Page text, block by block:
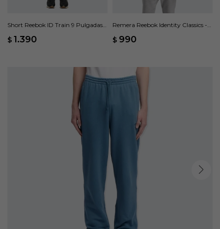
Short Reebok ID Train 9 Pulgadas
$ 1.390
Remera Reebok Identity Classics -
$ 990